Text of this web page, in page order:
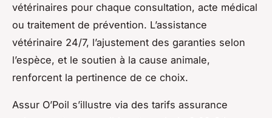
vétérinaires pour chaque consultation, acte médical
ou traitement de prévention. L’assistance
vétérinaire 24/7, l’ajustement des garanties selon
l’espèce, et le soutien à la cause animale,
renforcent la pertinence de ce choix.
Assur O’Poil s’illustre via des tarifs assurance